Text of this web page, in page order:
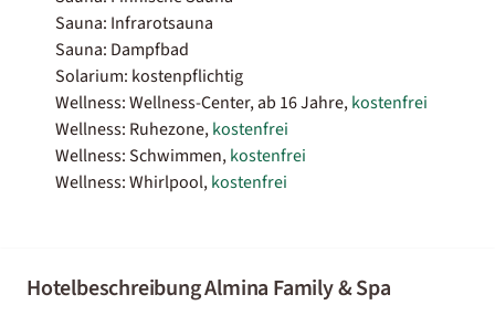
Sauna: Infrarotsauna
Sauna: Dampfbad
Solarium: kostenpflichtig
Wellness: Wellness-Center, ab 16 Jahre,kostenfrei
Wellness: Ruhezone,kostenfrei
Wellness: Schwimmen,kostenfrei
Wellness: Whirlpool,kostenfrei
Hotelbeschreibung Almina Family & Spa